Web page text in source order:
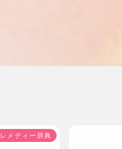
レメディー辞典